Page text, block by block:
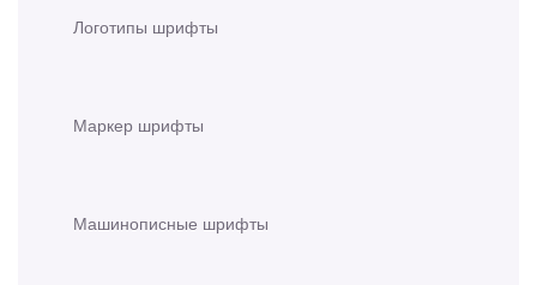
Логотипы шрифты
Маркер шрифты
Машинописные шрифты